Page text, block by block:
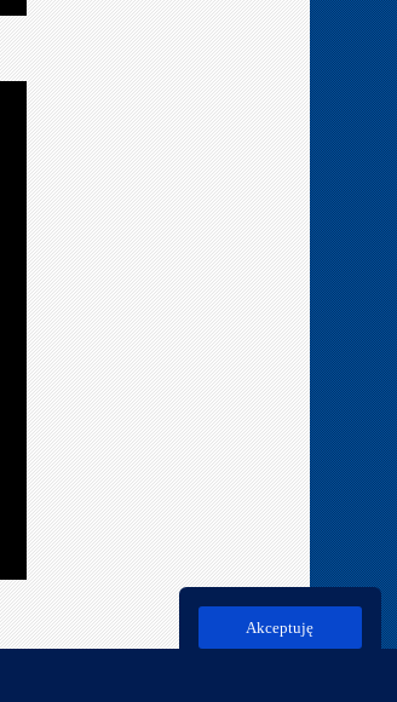
Akceptuję